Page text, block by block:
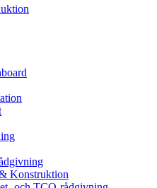
Konstruktion